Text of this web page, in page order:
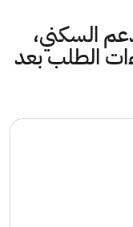
السكني،
الطلب بعد